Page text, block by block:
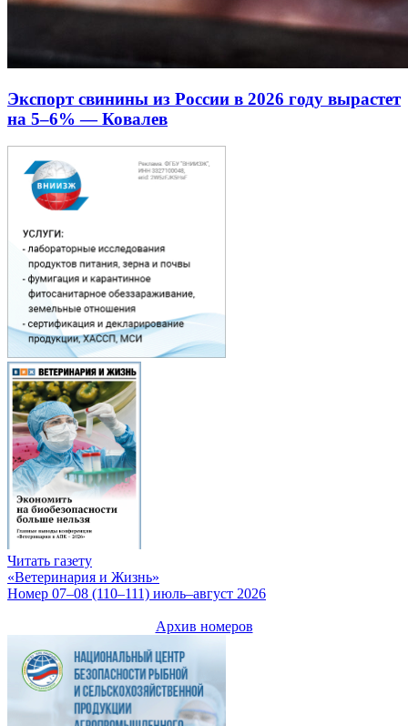
Экспорт свинины из России в 2026 году вырастет
на 5–6% — Ковалев
Читать газету
«Ветеринария и Жизнь»
Номер 07–08 (110–111) июль–август 2026
Архив номеров